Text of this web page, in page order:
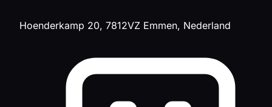
Hoenderkamp 20, 7812VZ Emmen, Nederland